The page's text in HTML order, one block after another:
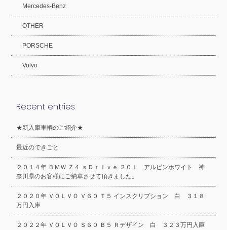
Mercedes-Benz
OTHER
PORSCHE
Volvo
Recent entries
★新入庫車輌のご紹介★
最近のできごと
２０１４年 ＢＭＷ Ｚ４ ｓＤｒｉｖｅ ２０ｉ アルピンホワイト 神
奈川県のお客様にご納車させて頂きました。
２０２０年 ＶＯＬＶＯ Ｖ６０ Ｔ５ インスクリプション 白 ３１８
万円入庫
２０２２年 ＶＯＬＶＯ Ｓ６０ Ｂ５ Ｒデザイン 白 ３２３万円入庫